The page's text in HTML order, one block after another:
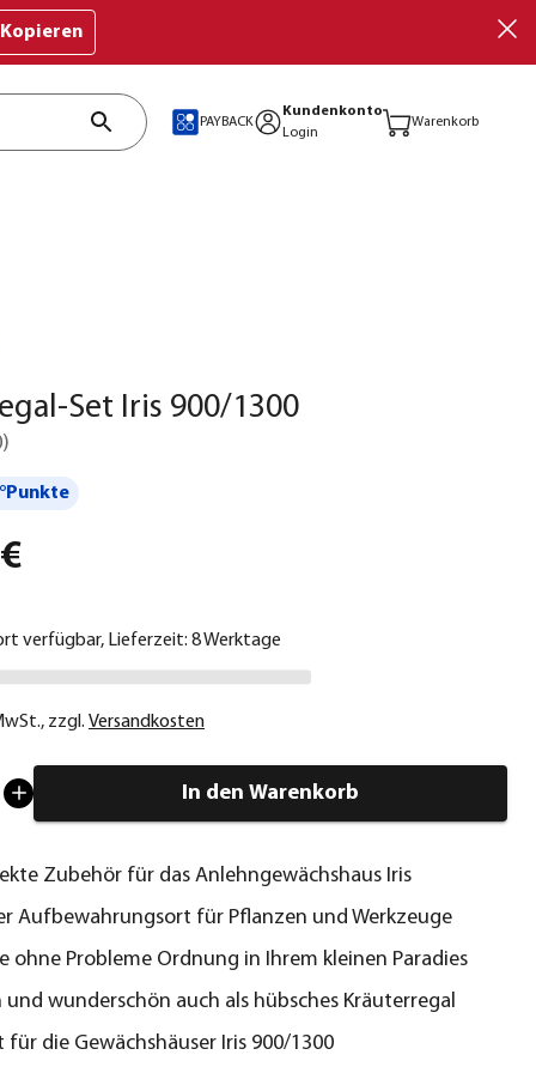
Kopieren
PAYBACK
Kundenkonto
Login
Warenkorb
Set Iris 900/1300
)
verfügbar, Lieferzeit: 8 Werktage
, zzgl. Versandkosten
In den Warenkorb
Zubehör für das Anlehngewächshaus Iris
Aufbewahrungsort für Pflanzen und Werkzeuge
ohne Probleme Ordnung in Ihrem kleinen Paradies
und wunderschön auch als hübsches Kräuterregal
für die Gewächshäuser Iris 900/1300